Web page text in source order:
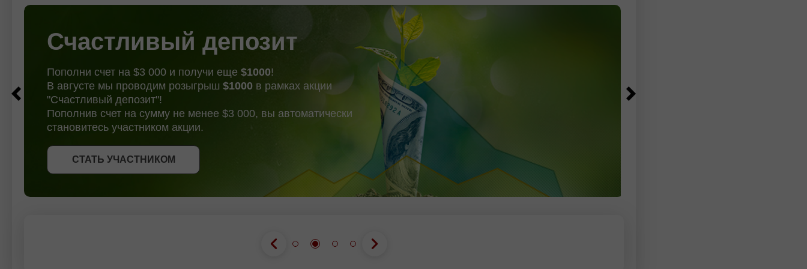
qolmoqda. Qarshilik 2 : 0.44529
Pivot : 13.40688 Qo'llab-quvvatlash
kechirmoqda. Shu sababli, Germaniya
bo'yicha asosiy
Счастливый депозит
Пополни счет на $3 000 и получи еще $1000!
В августе мы проводим розыгрыш $1000 в рамках акции
"Счастливый депозит"!
Пополнив счет на сумму не менее $3 000, вы автоматически
становитесь участником акции.
СТАТЬ УЧАСТНИКОМ
ПОЛУЧИТЬ БОНУС